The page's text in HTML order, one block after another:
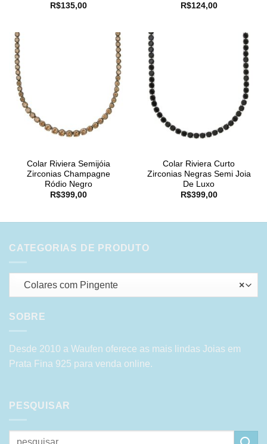
R$135,00
R$124,00
Colar Riviera Semijóia
Zirconias Champagne
Ródio Negro
R$399,00
Colar Riviera Curto
Zirconias Negras Semi Joia
De Luxo
R$399,00
CATEGORIAS DE PRODUTO
×
Colares com Pingente
SOBRE
Desde 2010 a Waufen oferece as mais lindas Joias em
Prata Fina 925 para venda online.
PESQUISAR
Pesquisar